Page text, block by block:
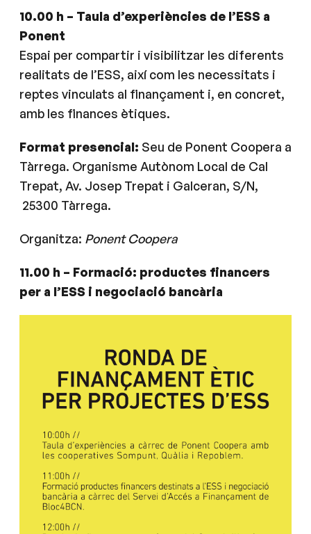
10.00 h – Taula d’experiències de l’ESS a
Ponent
Espai per compartir i visibilitzar les diferents
realitats de l’ESS, així com les necessitats i
reptes vinculats al finançament i, en concret,
amb les finances ètiques.
Format presencial: Seu de Ponent Coopera a
Tàrrega. Organisme Autònom Local de Cal
Trepat, Av. Josep Trepat i Galceran, S/N,
25300 Tàrrega.
Organitza: Ponent Coopera
11.00 h – Formació: productes financers
per a l’ESS i negociació bancària